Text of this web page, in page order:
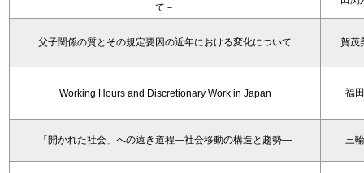
て－
父子関係の質とその規定要因の近年における変化について 賀茂
Working Hours and Discretionary Work in Japan 福
「開かれた社会」への遠き道程―社会移動の構造と趨勢― 三